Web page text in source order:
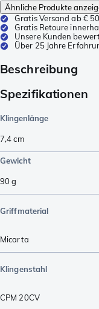
Ähnliche Produkte
Gratis Versand ab € 50
Gratis Retoure
Unsere Kunden
Über 25 Jahre
Beschreibung
Spezifikationen
Klingenlänge
7,4cm
Gewicht
90g
Griffmaterial
Micarta
Klingenstahl
CPM 20CV